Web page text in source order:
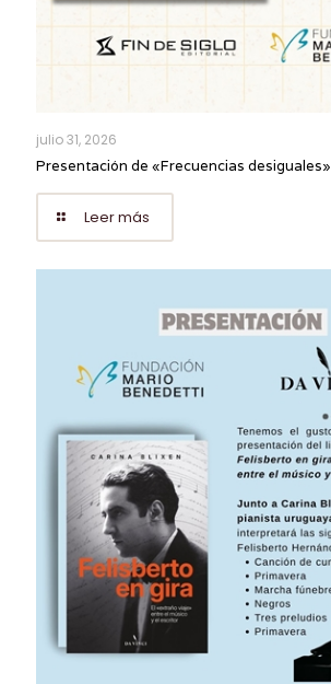
julio 31, 2026
Presentación de «Frecuencias desiguales»
Leer más